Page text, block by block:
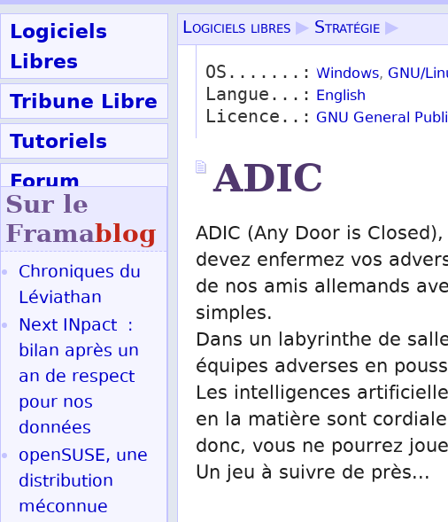
Logiciels
Libres
Tribune Libre
Tutoriels
Forum
Participer
Logiciels libres ▶ Stratégie ▶
OS.......: Windows, GNU/
Langue...: English
Licence..: GNU General
ADIC
ADIC (Any Door is
devez enfermez vos
de nos amis allemands
simples.
Dans un labyrinthe de
équipes adverses en
Les intelligences
en la matière sont
donc, vous ne pourrez
Un jeu à suivre de près...
Sur le
Framablog
Chroniques du
Léviathan
Next INpact :
bilan après un
an de respect
pour nos
données
openSUSE, une
distribution
méconnue